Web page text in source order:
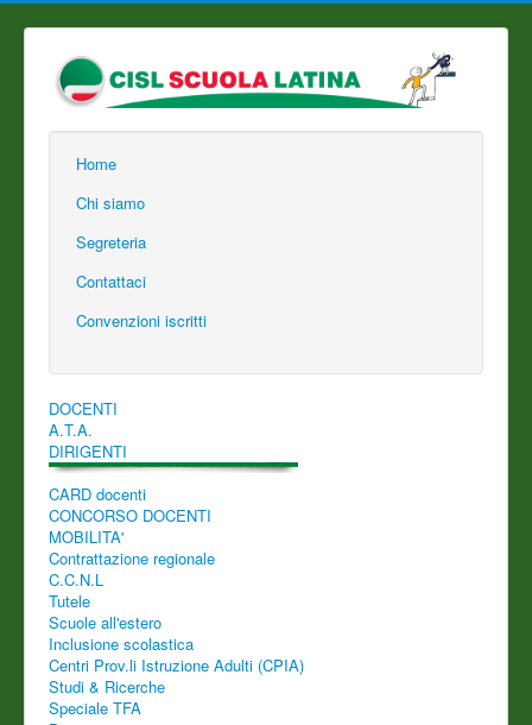
Home
Chi siamo
Segreteria
Contattaci
Convenzioni iscritti
DOCENTI
A.T.A.
DIRIGENTI
CARD docenti
CONCORSO DOCENTI
MOBILITA'
Contrattazione regionale
C.C.N.L
Tutele
Scuole all'estero
Inclusione scolastica
Centri Prov.li Istruzione Adulti (CPIA)
Studi & Ricerche
Speciale TFA